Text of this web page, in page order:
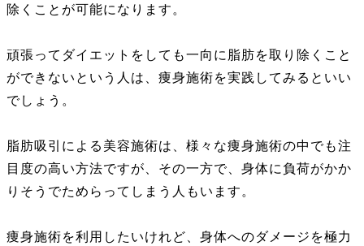
除くことが可能になります。
頑張ってダイエットをしても一向に脂肪を取り除くこと
ができないという人は、痩身施術を実践してみるといい
でしょう。
脂肪吸引による美容施術は、様々な痩身施術の中でも注
目度の高い方法ですが、その一方で、身体に負荷がかか
りそうでためらってしまう人もいます。
痩身施術を利用したいけれど、身体へのダメージを極力